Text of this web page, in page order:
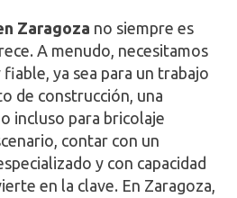
Zaragoza no siempre es
A menudo, necesitamos
ya sea para un trabajo
de construcción, una
incluso para bricolaje
contar con un
y con capacidad
en la clave. En Zaragoza,